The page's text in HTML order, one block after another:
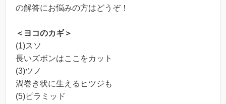
の解答にお悩みの方はどうぞ！
＜ヨコのカギ＞
(1)スソ
長いズボンはここをカット
(3)ツノ
渦巻き状に生えるヒツジも
(5)ピラミッド